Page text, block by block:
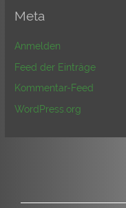
Meta
Anmelden
Feed der Einträge
Kommentar-Feed
WordPress.org